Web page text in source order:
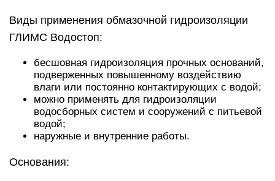
Виды применения обмазочной гидроизоляции
ГЛИМС Водостоп:
бесшовная гидроизоляция прочных оснований,
подверженных повышенному воздействию
влаги или постоянно контактирующих с водой;
можно применять для гидроизоляции
водосборных систем и сооружений с питьевой
водой;
наружные и внутренние работы.
Основания: